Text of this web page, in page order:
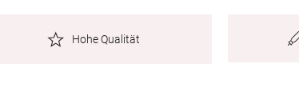
Hohe Qualität